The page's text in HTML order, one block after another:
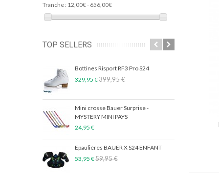
Tranche : 12,00€ - 656,00€
TOP SELLERS
Bottines Risport RF3 Pro S24
329,95 €399,95 €
Mini crosse Bauer Surprise -
MYSTERY MINI PAYS
24,95 €
Epaulières BAUER X S24 ENFANT
53,95 €59,95 €